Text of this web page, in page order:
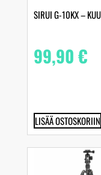
SIRUI G-10KX –
99,90€
LISÄÄ OSTOSKORIIN